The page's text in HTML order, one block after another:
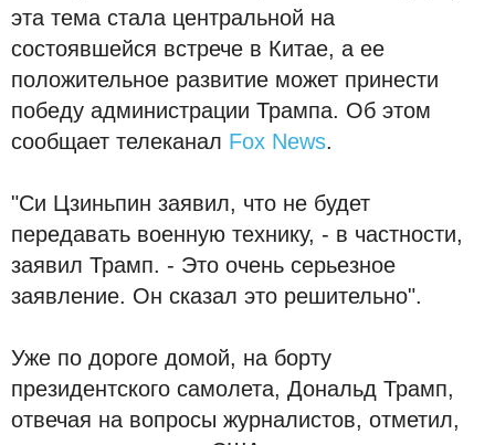
эта тема стала центральной на
состоявшейся встрече в Китае, а ее
положительное развитие может принести
победу администрации Трампа. Об этом
сообщает телеканал Fox News.
"Си Цзиньпин заявил, что не будет
передавать военную технику, - в частности,
заявил Трамп. - Это очень серьезное
заявление. Он сказал это решительно".
Уже по дороге домой, на борту
президентского самолета, Дональд Трамп,
отвечая на вопросы журналистов, отметил,